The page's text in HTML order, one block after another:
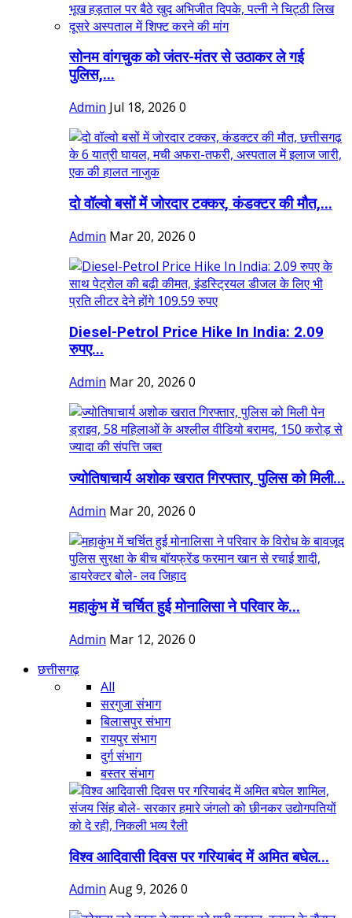
सोनम वांगचुक को जंतर-मंतर से उठाकर ले गई
पुलिस,...
Admin Jul 18, 2026 0
दो वॉल्वो बसों में जोरदार टक्कर, कंडक्टर की मौत,...
Admin Mar 20, 2026 0
Diesel-Petrol Price Hike In India: 2.09
रुपए...
Admin Mar 20, 2026 0
ज्योतिषाचार्य अशोक खरात गिरफ्तार, पुलिस को मिली...
Admin Mar 20, 2026 0
महाकुंभ में चर्चित हुई मोनालिसा ने परिवार के...
Admin Mar 12, 2026 0
छत्तीसगढ़
All
सरगुजा संभाग
बिलासपुर संभाग
रायपुर संभाग
दुर्ग संभाग
बस्तर संभाग
विश्व आदिवासी दिवस पर गरियाबंद में अमित बघेल...
Admin Aug 9, 2026 0